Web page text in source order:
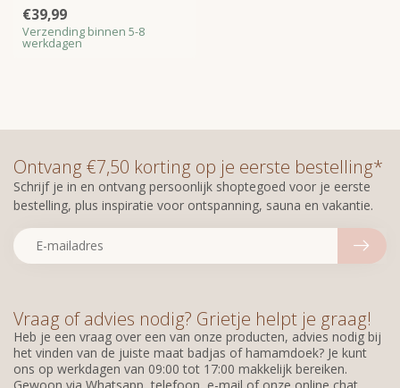
€39,99
Verzending binnen 5-8
werkdagen
Vraag of advies nodig? Grietje helpt je graag!
Heb je een vraag over een van onze producten, advies nodig bij
het vinden van de juiste maat badjas of hamamdoek? Je kunt
ons op werkdagen van 09:00 tot 17:00 makkelijk bereiken.
Gewoon via Whatsapp, telefoon, e-mail of onze online chat.
Ontvang €7,50 korting op je eerste bestelling*
Schrijf je in en ontvang persoonlijk shoptegoed voor je eerste
bestelling, plus inspiratie voor ontspanning, sauna en vakantie.